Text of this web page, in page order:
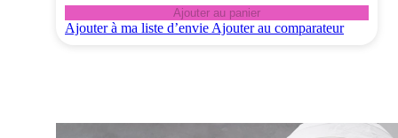
Ajouter au panier
Ajouter à ma liste d’envie Ajouter au comparateur